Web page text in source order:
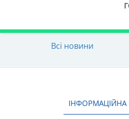
Всі новини
ІНФОРМАЦІЙНА